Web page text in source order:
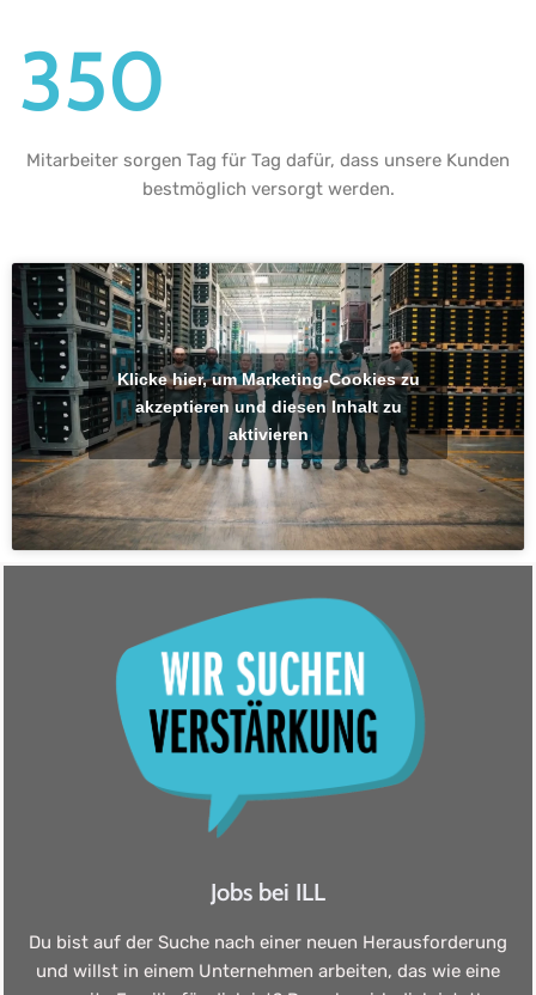
350
Mitarbeiter sorgen Tag für Tag dafür, dass unsere Kunden
bestmöglich versorgt werden.
Klicke hier, um Marketing-Cookies zu
akzeptieren und diesen Inhalt zu
aktivieren
Jobs bei ILL
Du bist auf der Suche nach einer neuen Herausforderung
und willst in einem Unternehmen arbeiten, das wie eine